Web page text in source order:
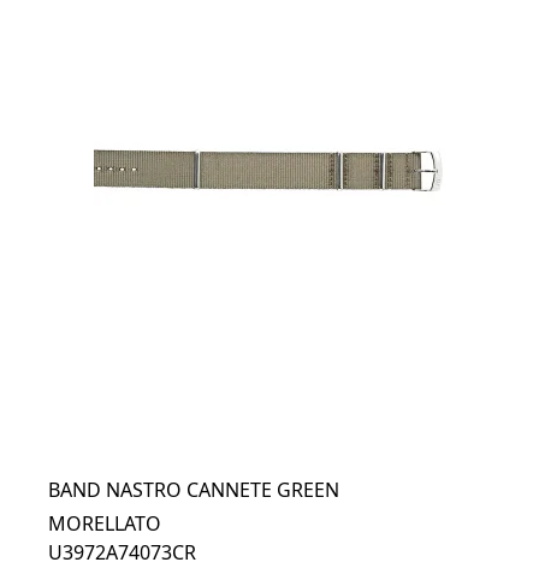
BAND NASTRO CANNETE GREEN
MORELLATO
U3972A74073CR